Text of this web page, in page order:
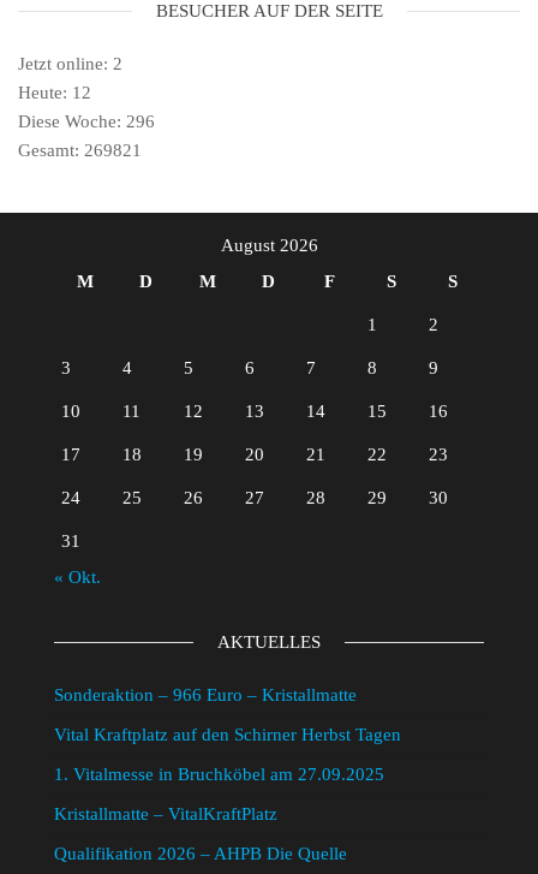
BESUCHER AUF DER SEITE
Jetzt online: 2
Heute: 12
Diese Woche: 296
Gesamt: 269821
August 2026
M
D M D F S S
1 2
3 4 5 6 7 8 9
10 11 12 13 14 15 16
17 18 19 20 21 22 23
24 25 26 27 28 29 30
31
« Okt.
AKTUELLES
Sonderaktion – 966 Euro – Kristallmatte
Vital Kraftplatz auf den Schirner Herbst Tagen
1. Vitalmesse in Bruchköbel am 27.09.2025
Kristallmatte – VitalKraftPlatz
Qualifikation 2026 – AHPB Die Quelle